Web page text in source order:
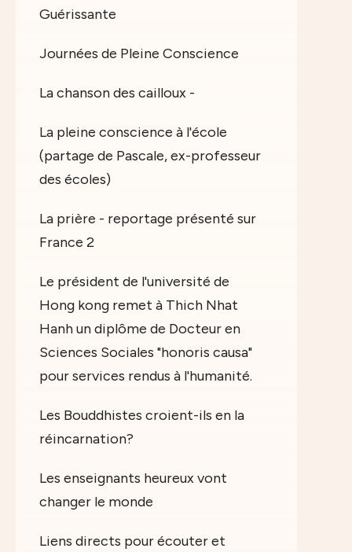
Guérissante
Journées de Pleine Conscience
La chanson des cailloux -
La pleine conscience à l'école
(partage de Pascale, ex-professeur
des écoles)
La prière - reportage présenté sur
France 2
Le président de l'université de
Hong kong remet à Thich Nhat
Hanh un diplôme de Docteur en
Sciences Sociales "honoris causa"
pour services rendus à l'humanité.
Les Bouddhistes croient-ils en la
réincarnation?
Les enseignants heureux vont
changer le monde
Liens directs pour écouter et